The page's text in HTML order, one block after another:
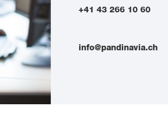
+41 43 266 10 60
info@pandinavia.ch